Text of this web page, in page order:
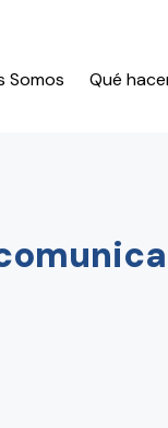
Somos Qué